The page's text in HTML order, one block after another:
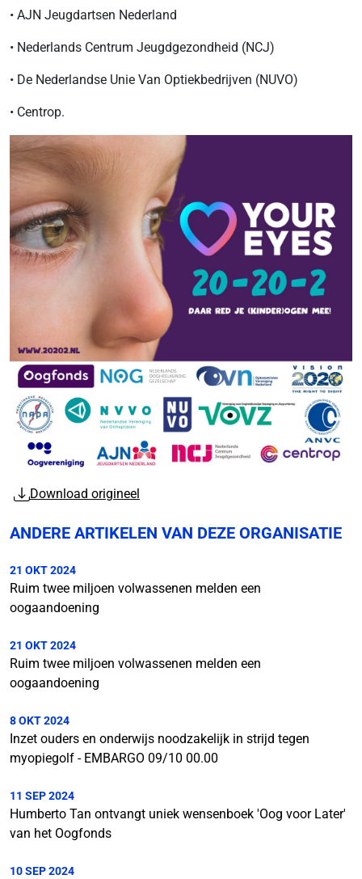
• AJN Jeugdartsen Nederland
• Nederlands Centrum Jeugdgezondheid (NCJ)
• De Nederlandse Unie Van Optiekbedrijven (NUVO)
• Centrop.
Download origineel
ANDERE ARTIKELEN VAN DEZE ORGANISATIE
21 OKT 2024
Ruim twee miljoen volwassenen melden een
oogaandoening
21 OKT 2024
Ruim twee miljoen volwassenen melden een
oogaandoening
8 OKT 2024
Inzet ouders en onderwijs noodzakelijk in strijd tegen
myopiegolf - EMBARGO 09/10 00.00
11 SEP 2024
Humberto Tan ontvangt uniek wensenboek 'Oog voor Later'
van het Oogfonds
10 SEP 2024